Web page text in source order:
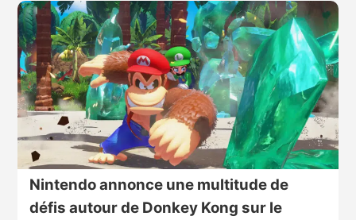
Nintendo annonce une multitude de
défis autour de Donkey Kong sur le